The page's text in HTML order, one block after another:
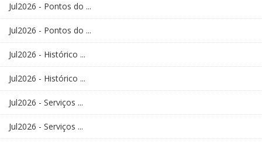
Jul2026 - Pontos do ...
Jul2026 - Pontos do ...
Jul2026 - Histórico ...
Jul2026 - Histórico ...
Jul2026 - Serviços ...
Jul2026 - Serviços ...